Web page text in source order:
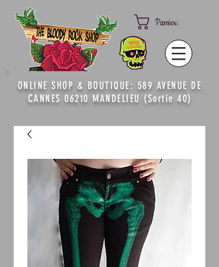
Panier:
ONLINE SHOP & BOUTIQUE: 589 AVENUE DE
CANNES 06210 MANDELIEU (Sortie 40)